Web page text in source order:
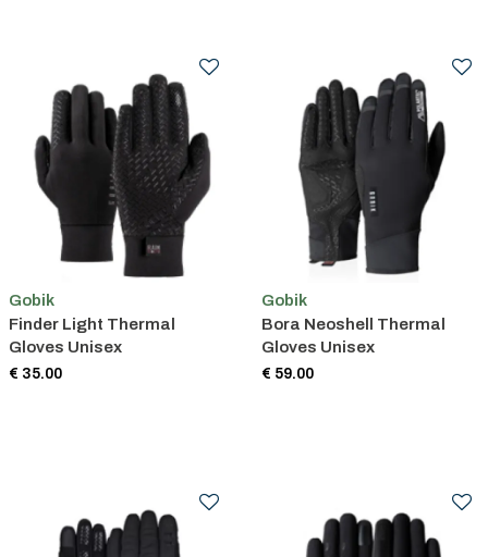
Gobik
Finder Light Thermal
Gloves Unisex
€ 35.00
Gobik
Bora Neoshell Thermal
Gloves Unisex
€ 59.00